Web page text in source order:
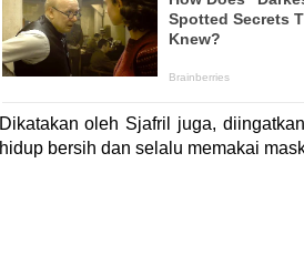
Dikatakan oleh Sjafril juga,
hidup bersih dan selalu memakai